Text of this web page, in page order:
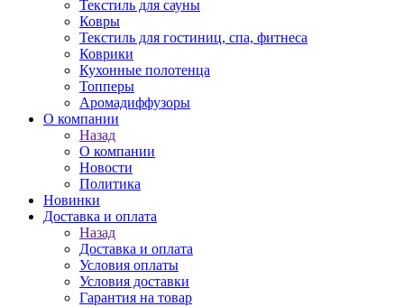
Текстиль для сауны
Ковры
Текстиль для гостиниц, спа, фитнеса
Коврики
Кухонные полотенца
Топперы
Аромадиффузоры
О компании
Назад
О компании
Новости
Политика
Новинки
Доставка и оплата
Назад
Доставка и оплата
Условия оплаты
Условия доставки
Гарантия на товар